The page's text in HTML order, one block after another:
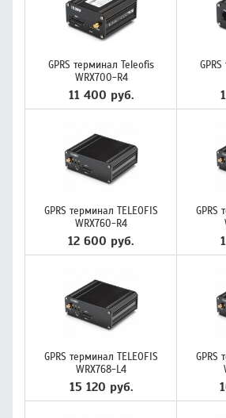
GPRS терминал Teleofis
WRX700-R4
11 400 руб.
GPRS терминал TELEOFIS
WRX760-R4
12 600 руб.
GPRS
GPRS терминал TELEOFIS
WRX768-L4
15 120 руб.
GPRS